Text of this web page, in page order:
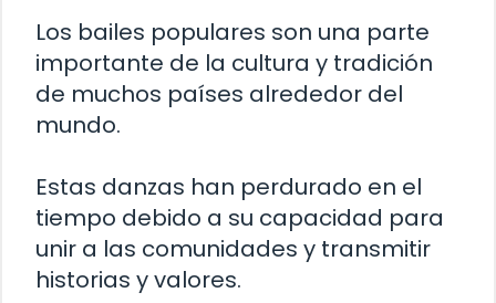
Los bailes populares son una parte
importante de la cultura y tradición
de muchos países alrededor del
mundo.
Estas danzas han perdurado en el
tiempo debido a su capacidad para
unir a las comunidades y transmitir
historias y valores.